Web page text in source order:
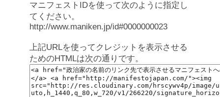
マニフェストIDを使って次のように指定し
てください。
http://www.maniken.jp/id#0000000023
上記URLを使ってクレジットを表示させる
ためのHTMLは次の通りです。